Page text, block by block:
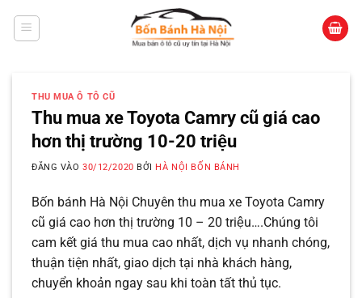
THU MUA Ô TÔ CŨ
Thu mua xe Toyota Camry cũ giá cao
hơn thị trường 10-20 triệu
ĐĂNG VÀO30/12/2020 BỞI HÀ NỘI BỐN BÁNH
Bốn bánh Hà Nội Chuyên thu mua xe Toyota Camry
cũ giá cao hơn thị trường 10 – 20 triệu….Chúng tôi
cam kết giá thu mua cao nhất, dịch vụ nhanh chóng,
thuận tiện nhất, giao dịch tại nhà khách hàng,
chuyển khoản ngay sau khi toàn tất thủ tục.